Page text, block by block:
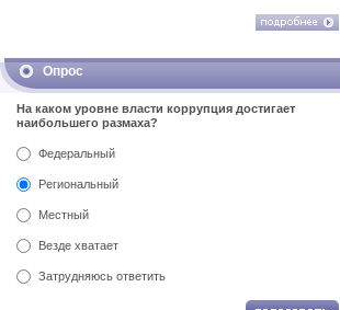
Опрос
На каком уровне власти коррупция достигает
наибольшего размаха?
Федеральный
Региональный
Местный
Везде хватает
Затрудняюсь ответить